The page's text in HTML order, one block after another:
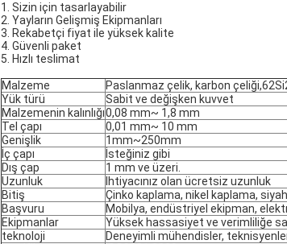
1. Sizin için tasarlayabilir
2. Yayların Gelişmiş Ekipmanları
3. Rekabetçi fiyat ile yüksek kalite
4. Güvenli paket
5. Hızlı teslimat
Malzeme
Paslanmaz çelik, karbon
Yük türü
Sabit ve değişken kuvvet
Malzemenin kalınlığı0,08 mm~ 1,8 mm
Tel çapı
0,01 mm~ 10 mm
Genişlik
1mm~250mm
İç çapı
İsteğiniz gibi
Dış çap
1 mm ve üzeri.
Uzunluk
Ihtiyacınız olan ücretsiz uzunluk
Bitiş
Çinko kaplama, nikel kaplama,
Başvuru
Mobilya, endüstriyel ekipman,
Ekipmanlar
Yüksek hassasiyet ve verimliliğe
teknoloji
Deneyimli mühendisler,